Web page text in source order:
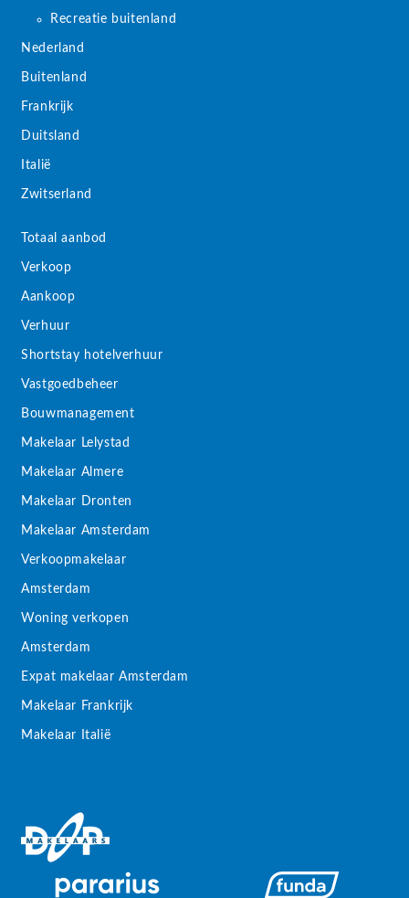
Recreatie buitenland
Nederland
Buitenland
Frankrijk
Duitsland
Italië
Zwitserland
Totaal aanbod
Verkoop
Aankoop
Verhuur
Shortstay hotelverhuur
Vastgoedbeheer
Bouwmanagement
Makelaar Lelystad
Makelaar Almere
Makelaar Dronten
Makelaar Amsterdam
Verkoopmakelaar
Amsterdam
Woning verkopen
Amsterdam
Expat makelaar Amsterdam
Makelaar Frankrijk
Makelaar Italië